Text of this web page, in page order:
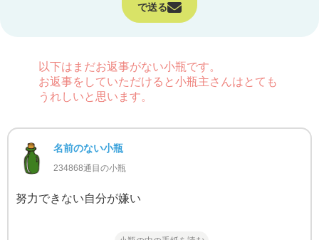
で送る
以下はまだお返事がない小瓶です。
お返事をしていただけると小瓶主さんはとても
うれしいと思います。
名前のない小瓶
234868通目の小瓶
努力できない自分が嫌い